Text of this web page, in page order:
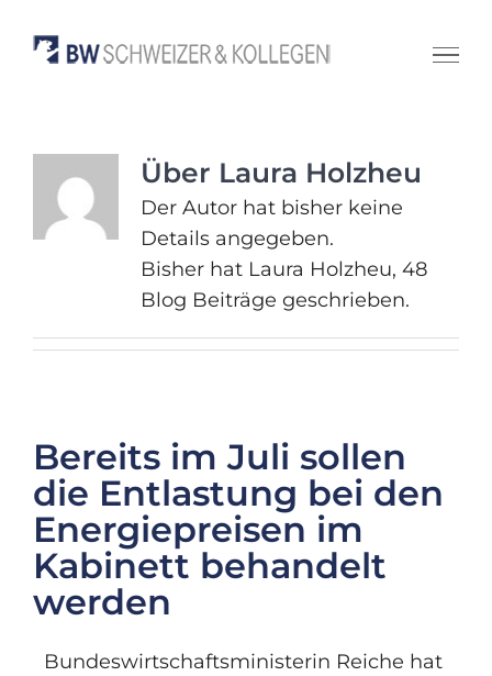
Inhalt
Über Laura Holzheu
Der Autor hat bisher keine
Details angegeben.
Bisher hat Laura Holzheu, 48
Blog Beiträge geschrieben.
Bereits im Juli sollen
die Entlastung bei den
Energiepreisen im
Kabinett behandelt
werden
Bundeswirtschaftsministerin Reiche hat